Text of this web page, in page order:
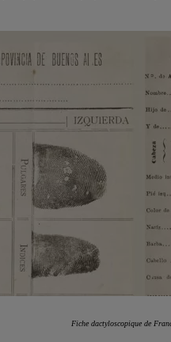
Fiche dactyloscopique de